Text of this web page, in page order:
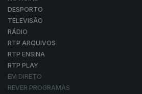
DESPORTO
TELEVISÃO
RÁDIO
RTP ARQUIVOS
RTP ENSINA
RTP PLAY
EM DIRETO
REVER PROGRAMAS